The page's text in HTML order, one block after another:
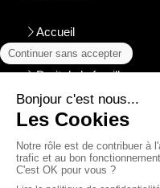
Accueil
Valeur
Droit de la famille
Droit des successions
Honoraires
Contact
Plan du site